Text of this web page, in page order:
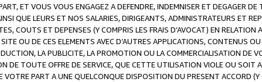
ET VOUS VOUS ENGAGEZ A DEFENDRE, INDEMNISER ET DEGAGER
QUE LEURS ET NOS SALARIES, DIRIGEANTS, ADMINISTRATEURS ET
COUTS ET DEPENSES (Y COMPRIS LES FRAIS D’AVOCAT) EN
OU DE CES ELEMENTS AVEC D’AUTRES APPLICATIONS, CONTENUS
LA PUBLICITE, LA PROMOTION OU LA COMMERCIALISATION DE
TOUTE OFFRE DE SERVICE, QUE CETTE UTILISATION VIOLE OU SOIT
PART A UNE QUELCONQUE DISPOSITION DU PRESENT ACCORD